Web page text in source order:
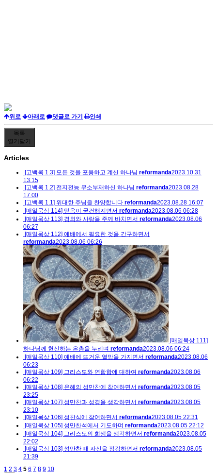
위로 아래로 댓글로 가기 인쇄
목록
열기 닫기
Articles
[고백록 1.3] 모든 것을 포용하고 계신 하나님 reformanda2023.10.31
13:15
[고백록 1.2] 전지전능 무소부재하신 하나님 reformanda2023.08.28
17:00
[고백록 1.1] 위대한 주님을 찬양합니다 reformanda2023.08.28 16:07
[매일묵상 114] 믿음이 굳건해지면서 reformanda2023.08.06 06:28
[매일묵상 113] 경외와 사랑을 주께 바치면서 reformanda2023.08.06
06:27
[매일묵상 112] 예배에서 필요한 것을 간구하면서
reformanda2023.08.06 06:26
[매일묵상 111]
하나님께 헌신하는 은총을 누리며 reformanda2023.08.06 06:24
[매일묵상 110] 예배에 뜨거운 열망을 가지면서 reformanda2023.08.06
06:23
[매일묵상 109] 그리스도와 연합함에 대하여 reformanda2023.08.06
06:22
[매일묵상 108] 은혜의 성만찬에 참여하면서 reformanda2023.08.05
23:25
[매일묵상 107] 성만찬과 성경을 생각하면서 reformanda2023.08.05
23:10
[매일묵상 106] 성찬식에 참여하면서 reformanda2023.08.05 22:31
[매일묵상 105] 성만찬석에서 기도하며 reformanda2023.08.05 22:12
[매일묵상 104] 그리스도의 희생을 생각하면서 reformanda2023.08.05
22:02
[매일묵상 103] 성만찬 때 자신을 점검하면서 reformanda2023.08.05
21:39
1 2 3 4 5 6 7 8 9 10